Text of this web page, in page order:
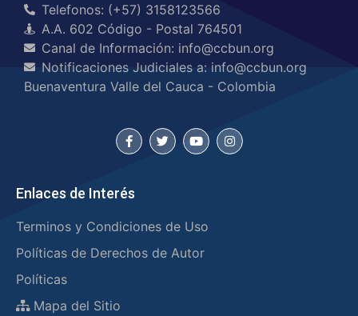
Enlaces de Interés
Terminos y Condiciones de Uso
Políticas de Derechos de Autor
Políticas
Mapa del Sitio
Telefonos: (+57) 3158123566
A.A. 602 Código - Postal 764501
Canal de Información: info@ccbun.org
Notificaciones Judiciales a: info@ccbun.org
Buenaventura Valle del Cauca - Colombia